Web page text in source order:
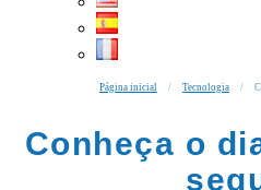
Página inicial / Tecnologia /
Conheça o